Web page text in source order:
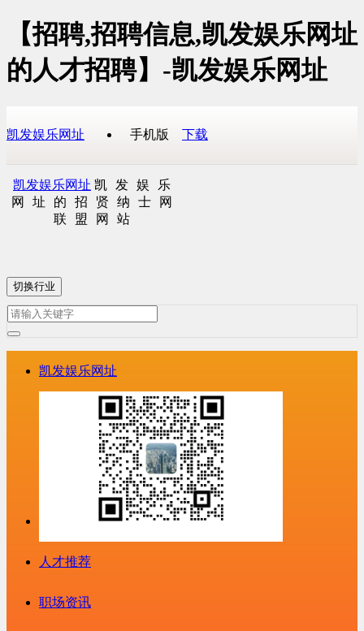
【招聘,招聘信息,凯发娱乐网址
的人才招聘】-凯发娱乐网址
凯发娱乐网址 手机版 下载
凯发娱乐网址 凯发娱乐
网址的招贤纳士网
联盟网站
切换行业
凯发娱乐网址
人才推荐
职场资讯